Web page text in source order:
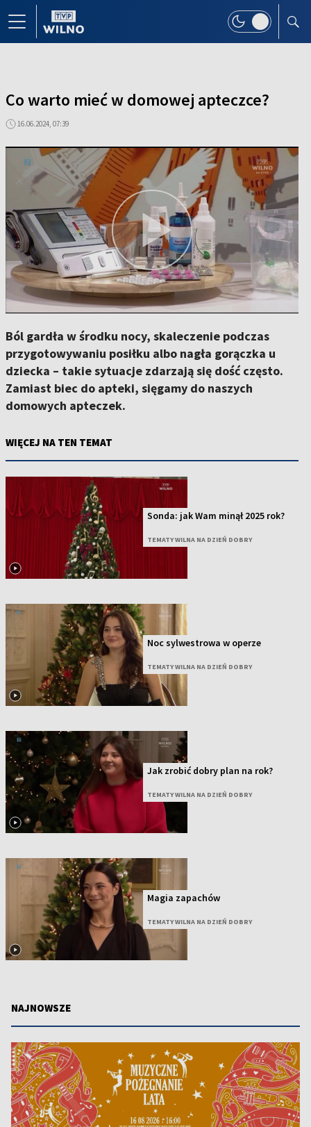
Co warto mieć w domowej apteczce?
16.06.2024, 07:39
Ból gardła w środku nocy, skaleczenie podczas
przygotowywaniu posiłku albo nagła gorączka u
dziecka – takie sytuacje zdarzają się dość często.
Zamiast biec do apteki, sięgamy do naszych
domowych apteczek.
WIĘCEJ NA TEN TEMAT
Sonda: jak Wam minął 2025 rok?
TEMATY WILNA NA DZIEŃ DOBRY
Noc sylwestrowa w operze
TEMATY WILNA NA DZIEŃ DOBRY
Jak zrobić dobry plan na rok?
TEMATY WILNA NA DZIEŃ DOBRY
Magia zapachów
TEMATY WILNA NA DZIEŃ DOBRY
NAJNOWSZE